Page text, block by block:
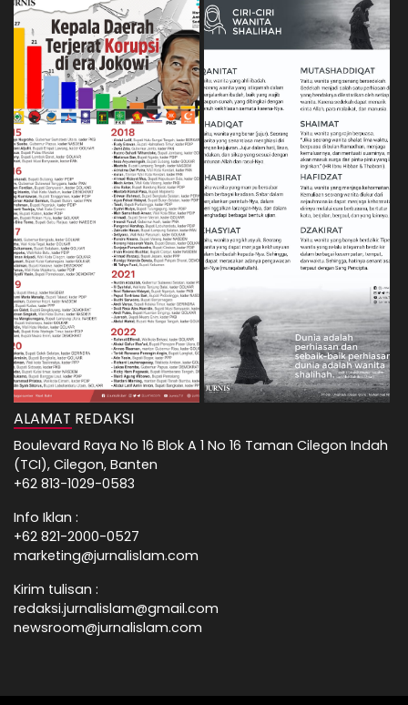
ALAMAT REDAKSI
Boulevard Raya No 16 Blok A 1 No 16 Taman Cilegon Indah
(TCI), Cilegon, Banten
+62 813-1029-0583
Info Iklan :
+62 821-2000-0527
marketing@jurnalislam.com
Kirim tulisan :
redaksi.jurnalislam@gmail.com
newsroom@jurnalislam.com